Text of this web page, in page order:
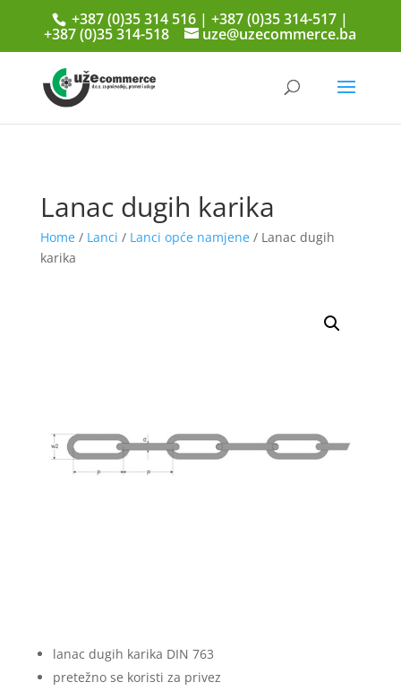
+387 (0)35 314 516 | +387 (0)35 314-517 |
+387 (0)35 314-518 uze@uzecommerce.ba
Lanac dugih karika
Home/ Lanci / Lanci opće namjene/ Lanac dugih
karika
lanac dugih karika DIN 763
pretežno se koristi za privez